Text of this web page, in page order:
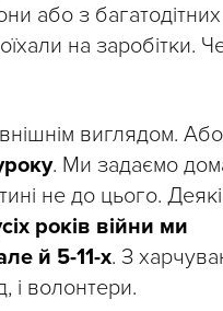
або з багатодітних
на заробітки.
виглядом. Або
. Ми задаємо
не до цього. Деякі
років війни ми
й 5-11-х. З
і волонтери.